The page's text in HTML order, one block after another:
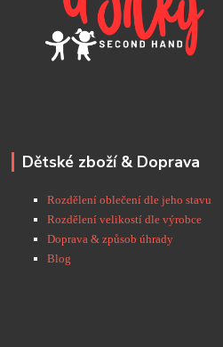
Dětské zboží & Doprava
Rozdělení oblečení dle jeho stavu
Rozdělení velikostí dle výrobce
Doprava & způsob úhrady
Blog